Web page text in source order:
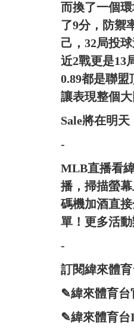
而換了一個
了9分，防禦
己，32局投
近2戰更是13
0.89都是聯
讓表現整個大
Sale將在明
-
MLB直播看
播，掃描螢
碼機加酒直
單！更多活
-
訂閱緯來體
✎緯來體育台
✎緯來體育台